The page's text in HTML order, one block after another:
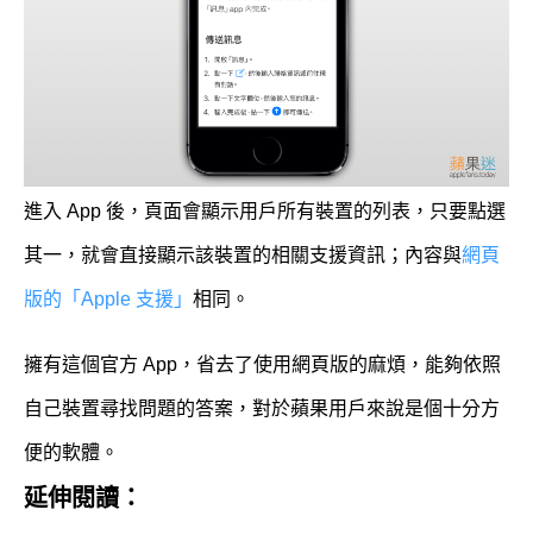
進入 App 後，頁面會顯示用戶所有裝置的列表，只要點選
其一，就會直接顯示該裝置的相關支援資訊；內容與網頁
版的「Apple 支援」 相同。
擁有這個官方 App，省去了使用網頁版的麻煩，能夠依照
自己裝置尋找問題的答案，對於蘋果用戶來說是個十分方
便的軟體。
延伸閱讀：